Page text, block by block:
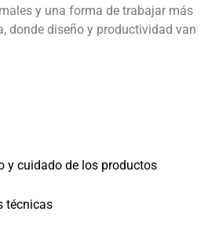
y una forma de trabajar más
donde diseño y productividad van
y cuidado de los productos
técnicas